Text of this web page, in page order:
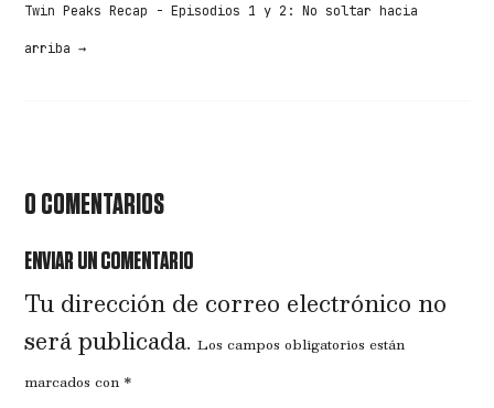
Twin Peaks Recap - Episodios 1 y 2: No soltar hacia
arriba →
0 COMENTARIOS
ENVIAR UN COMENTARIO
Tu dirección de correo electrónico no
será publicada. Los campos obligatorios están
marcados con *